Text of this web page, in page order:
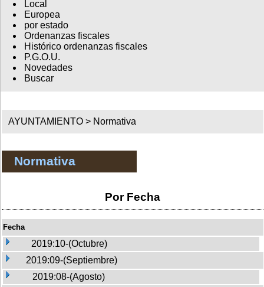
Local
Europea
por estado
Ordenanzas fiscales
Histórico ordenanzas fiscales
P.G.O.U.
Novedades
Buscar
AYUNTAMIENTO > Normativa
Normativa
Por Fecha
Fecha
2019:10-(Octubre)
2019:09-(Septiembre)
2019:08-(Agosto)